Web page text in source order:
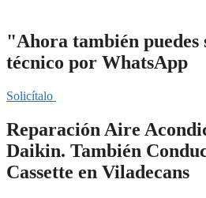
"Ahora también
técnico por WhatsApp
Solicítalo
Reparación Aire
Daikin. También
Cassette en Viladecans